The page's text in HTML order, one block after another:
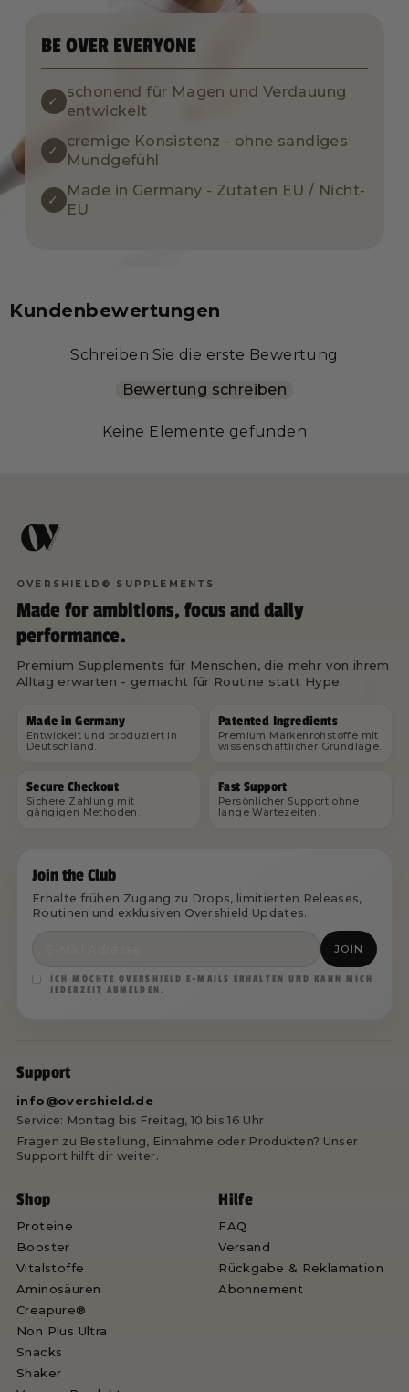
BE OVER EVERYONE
✓
schonend für Magen und Verdauung
entwickelt
✓
cremige Konsistenz - ohne sandiges
Mundgefühl
✓
Made in Germany - Zutaten EU / Nicht-
EU
Kundenbewertungen
Schreiben Sie die erste Bewertung
Bewertung schreiben
Keine Elemente gefunden
OVERSHIELD® SUPPLEMENTS
Made for ambitions, focus and daily
performance.
Premium Supplements für Menschen, die mehr von ihrem
Alltag erwarten - gemacht für Routine statt Hype.
Made in Germany
Entwickelt und produziert in
Deutschland.
Patented Ingredients
Premium Markenrohstoffe mit
wissenschaftlicher Grundlage.
Secure Checkout
Sichere Zahlung mit
gängigen Methoden.
Fast Support
Persönlicher Support ohne
lange Wartezeiten.
Join the Club
Erhalte frühen Zugang zu Drops, limitierten Releases,
Routinen und exklusiven Overshield Updates.
JOIN
ICH MÖCHTE OVERSHIELD E-MAILS ERHALTEN UND KANN MICH
JEDERZEIT ABMELDEN.
Support
info@overshield.de
Service: Montag bis Freitag, 10 bis 16 Uhr
Fragen zu Bestellung, Einnahme oder Produkten? Unser
Support hilft dir weiter.
Shop
Proteine
Booster
Vitalstoffe
Aminosäuren
Creapure®
Non Plus Ultra
Snacks
Shaker
Hilfe
FAQ
Versand
Rückgabe & Reklamation
Abonnement